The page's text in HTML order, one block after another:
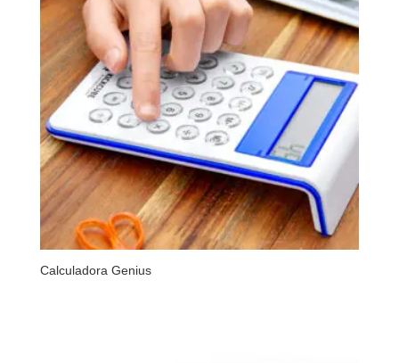
Calculadora Genius